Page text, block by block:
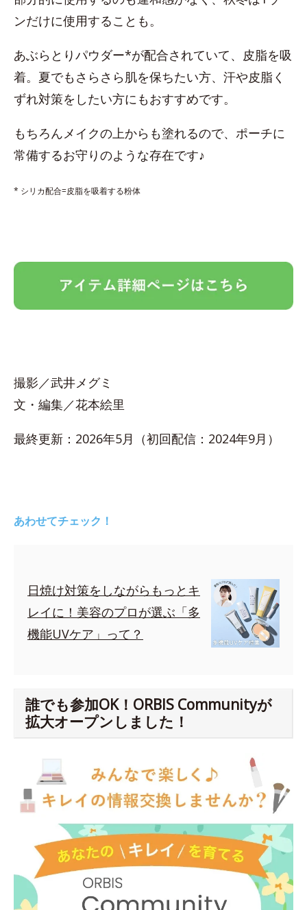
ンだけに使用することも。
あぶらとりパウダー*が配合されていて、皮脂を吸
着。夏でもさらさら肌を保ちたい方、汗や皮脂く
ずれ対策をしたい方にもおすすめです。
もちろんメイクの上からも塗れるので、ポーチに
常備するお守りのような存在です♪
* シリカ配合=皮脂を吸着する粉体
撮影／武井メグミ
文・編集／花本絵里
最終更新：2026年5月（初回配信：2024年9月）
あわせてチェック！
日焼け対策をしながらもっとキ
レイに！美容のプロが選ぶ「多
機能UVケア」って？
誰でも参加OK！ORBIS Communityが
拡大オープンしました！